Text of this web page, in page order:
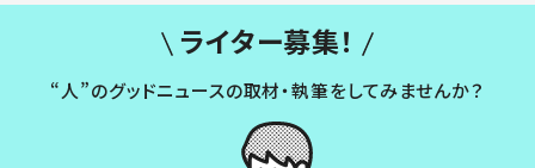
ライター募集！
“人”のグッドニュースの取材・執筆をしてみませんか？